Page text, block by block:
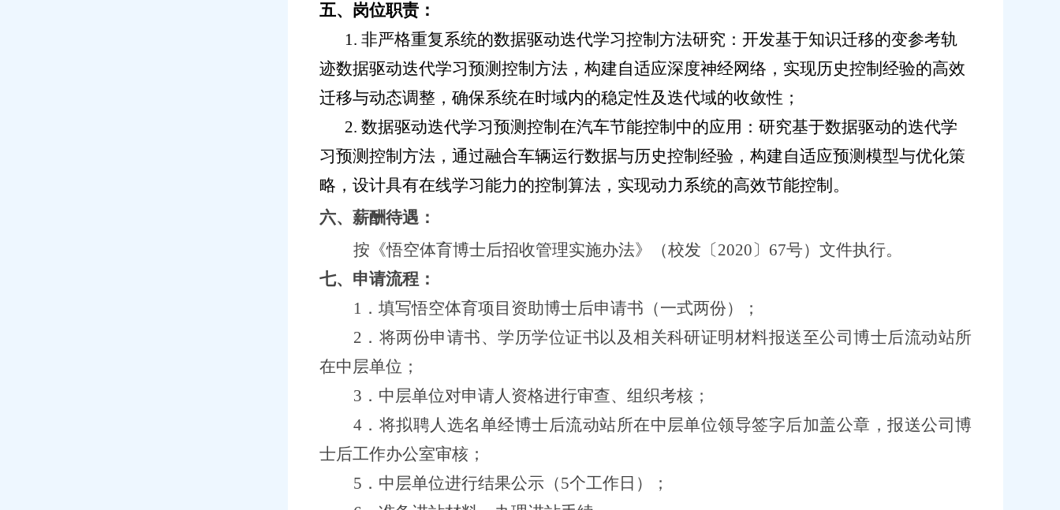
五、岗位职责：
1. 非严格重复系统的数据驱动迭代学习控制方法研究 ：开发基于知识迁移的变参考轨
迹数据驱动迭代学习预测控制 方法， 构建自适应深度神经网络，实现历史控制经验的高效
迁移与动态调整 ， 确保系统在时域内的稳定性及迭代域的收敛性 ；
2. 数据驱动迭代学习预测控制在汽车节能控制 中的应用 ： 研究基于数据驱动的迭代学
习预测控制方法，通过融合车辆运行数据与历史控制经验，构建自适应预测模型与优化策
略，设计具有在线学习能力的控制算法 ， 实现动力系统的高效节能控制 。
六、薪酬待遇：
按《悟空体育博士后招收管理实施办法》（校发〔2020〕67号）文件执行。
七、申请流程：
1．填写悟空体育项目资助博士后申请书（一式两份）；
2 ．将两份申请书、学历学位证书以及相关科研证明材料报送至公司博士后流动站所
在中层单位；
3．中层单位对申请人资格进行审查、组织考核；
4．将拟聘人选名单经博士后流动站所在中层单位领导签字后加盖公章，报送公司博
士后工作办公室审核；
5 ．中层单位进行结果公示（5个工作日）；